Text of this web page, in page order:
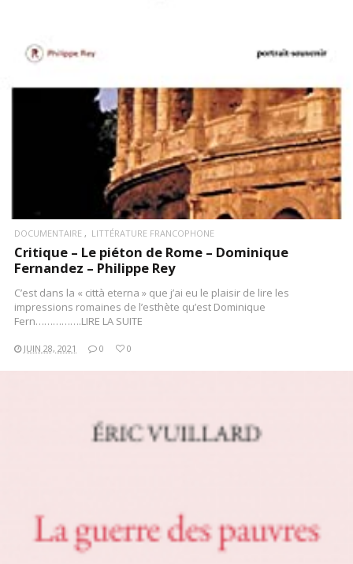
DOCUMENTAIRE LITTÉRATURE FRANCOPHONE
Critique – Le piéton de Rome – Dominique
Fernandez – Philippe Rey
C’est dans la « città eterna » que j’ai eu le plaisir de lire les
impressions romaines de l’esthète qu’est Dominique
Fern…………….LIRE LA SUITE
JUIN 28, 2021 0 0